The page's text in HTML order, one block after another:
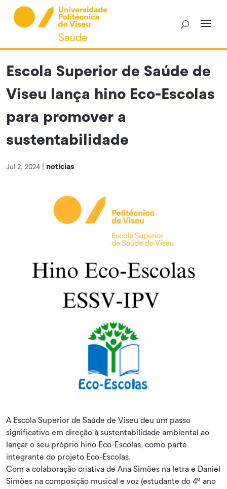
content
Escola Superior de Saúde de
Viseu lança hino Eco-Escolas
para promover a
sustentabilidade
Jul 2, 2024 notícias
A Escola Superior de Saúde de Viseu deu um passo
significativo em direção à sustentabilidade ambiental ao
lançar o seu próprio hino Eco-Escolas, como parte
integrante do projeto Eco-Escolas.
Com a colaboração criativa de Ana Simões na letra e Daniel
Simões na composição musical e voz (estudante do 4º ano